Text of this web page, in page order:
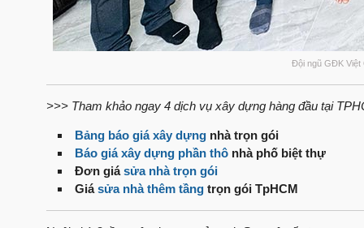
Đội ngũ GĐK Việt
>>> Tham khảo ngay 4 dịch vụ xây dựng hàng đầu tại
Bảng báo giá xây dựng nhà trọn gói
Báo giá xây dựng phần thô nhà phố biệt thự
Đơn giásửa nhà trọn gói
Giásửa nhà thêm tầng trọn gói TpHCM